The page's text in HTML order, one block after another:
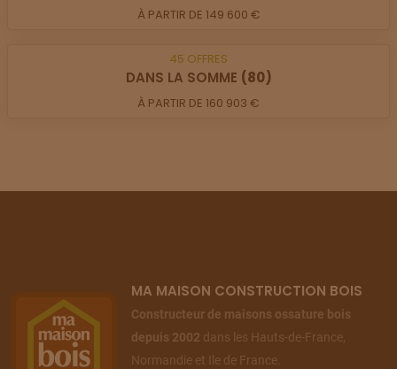
À PARTIR DE 149 600 €
45 OFFRES
DANS LA SOMME (80)
À PARTIR DE 160 903 €
MA MAISON CONSTRUCTION BOIS
Constructeur de maisons ossature bois
depuis 2002 dans les Hauts-de-France,
Normandie et Ile de France.